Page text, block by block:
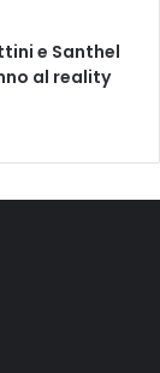
e Santhel
al reality